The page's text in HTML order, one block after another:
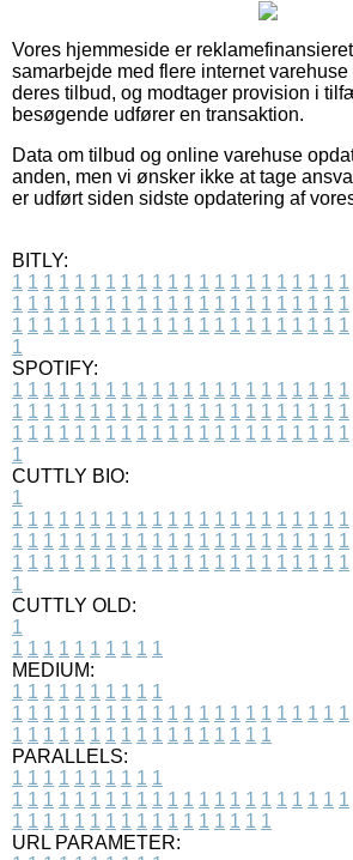
Vores hjemmeside er
samarbejde med flere internet
deres tilbud, og modtager provision i
besøgende udfører en transaktion.
Data om tilbud og online varehuse
anden, men vi ønsker ikke at tage
er udført siden sidste opdatering af
BITLY:
1 1 1 1 1 1 1 1 1 1 1 1 1 1 1 1 1 1 1 1 1 1
1 1 1 1 1 1 1 1 1 1 1 1 1 1 1 1 1 1 1 1 1 1
1 1 1 1 1 1 1 1 1 1 1 1 1 1 1 1 1 1 1 1 1 1
1
SPOTIFY:
1 1 1 1 1 1 1 1 1 1 1 1 1 1 1 1 1 1 1 1 1 1
1 1 1 1 1 1 1 1 1 1 1 1 1 1 1 1 1 1 1 1 1 1
1 1 1 1 1 1 1 1 1 1 1 1 1 1 1 1 1 1 1 1 1 1
1
CUTTLY BIO:
1
1 1 1 1 1 1 1 1 1 1 1 1 1 1 1 1 1 1 1 1 1 1
1 1 1 1 1 1 1 1 1 1 1 1 1 1 1 1 1 1 1 1 1 1
1 1 1 1 1 1 1 1 1 1 1 1 1 1 1 1 1 1 1 1 1 1
1
CUTTLY OLD:
1
1 1 1 1 1 1 1 1 1 1
MEDIUM:
1 1 1 1 1 1 1 1 1 1
1 1 1 1 1 1 1 1 1 1 1 1 1 1 1 1 1 1 1 1 1 1
1 1 1 1 1 1 1 1 1 1 1 1 1 1 1 1 1
PARALLELS:
1 1 1 1 1 1 1 1 1 1
1 1 1 1 1 1 1 1 1 1 1 1 1 1 1 1 1 1 1 1 1 1
1 1 1 1 1 1 1 1 1 1 1 1 1 1 1 1 1
URL PARAMETER: